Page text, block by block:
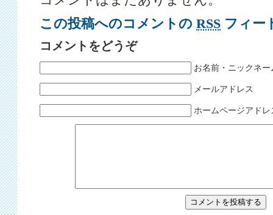
この投稿へのコメントの RSS フィー
コメントをどうぞ
お名前・ニックネー
メールアドレス
ホームページアドレ